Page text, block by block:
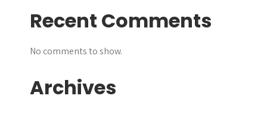
Recent Comments
No comments to show.
Archives